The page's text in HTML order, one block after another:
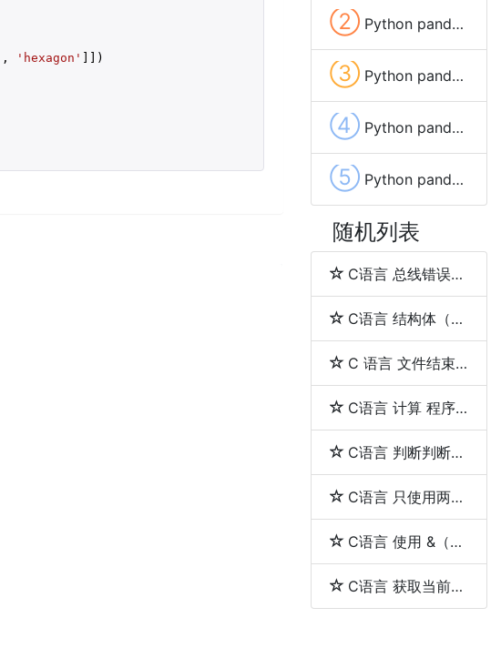
, 'hexagon' ]])
② Python pandas.DataFrame.ewm函数方法的使用
③ Python pandas.DataFrame.copy函数方法的使用
④ Python pandas.DataFrame.agg函数方法的使用
⑤ Python pandas.DataFrame.filter函数方法的使用
随机列表
C语言 总线错误（bus error）与段错误（segmentation fault）
C语言 结构体（struct）和联合体（union）的区别
C 语言 文件结束（EOF）
C语言 计算 程序的执行时间
C语言 判断判断用户输入的是否是一个整数
C语言 只使用两个指针反转一个单向链表
C语言 使用 &（取地址符）和 *（解引用符）
C语言 获取当前工作目录